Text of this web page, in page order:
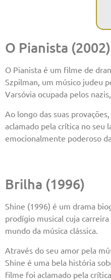
O Pianista (2002)
O Pianista é um filme de
Szpilman, um músico judeu
Varsóvia ocupada pelos
Ao longo das suas
aclamado pela crítica no seu
emocionalmente poderoso
Brilha (1996)
Shine (1996) é um drama
prodígio musical cuja
mundo da música clássica.
Através do seu amor pela
Shine é uma bela história
filme foi aclamado pela